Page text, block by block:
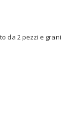
da 2 pezzi e grani